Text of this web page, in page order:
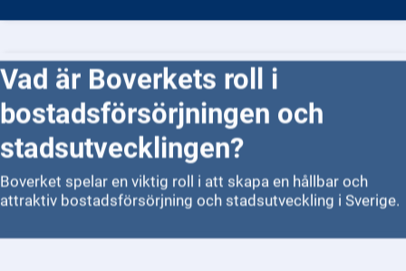
Vad är Boverkets roll i
bostadsförsörjningen och
stadsutvecklingen?
Boverket spelar en viktig roll i att skapa en hållbar och
attraktiv bostadsförsörjning och stadsutveckling i Sverige.